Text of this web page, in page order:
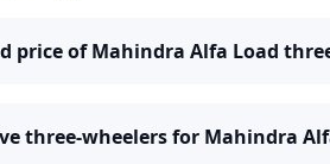
price of Mahindra Alfa Load
three-wheelers for Mahindra